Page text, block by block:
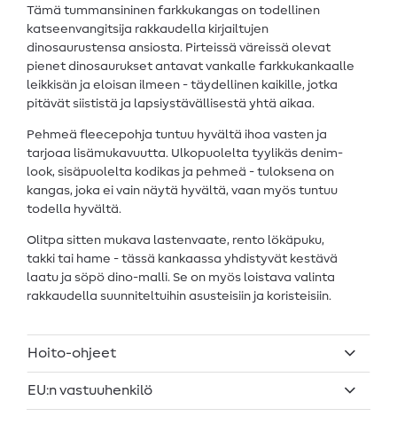
Tämä tummansininen farkkukangas on todellinen
katseenvangitsija rakkaudella kirjailtujen
dinosaurustensa ansiosta. Pirteissä väreissä olevat
pienet dinosaurukset antavat vankalle farkkukankaalle
leikkisän ja eloisan ilmeen - täydellinen kaikille, jotka
pitävät siististä ja lapsiystävällisestä yhtä aikaa.
Pehmeä fleecepohja tuntuu hyvältä ihoa vasten ja
tarjoaa lisämukavuutta. Ulkopuolelta tyylikäs denim-
look, sisäpuolelta kodikas ja pehmeä - tuloksena on
kangas, joka ei vain näytä hyvältä, vaan myös tuntuu
todella hyvältä.
Olitpa sitten mukava lastenvaate, rento lökäpuku,
takki tai hame - tässä kankaassa yhdistyvät kestävä
laatu ja söpö dino-malli. Se on myös loistava valinta
rakkaudella suunniteltuihin asusteisiin ja koristeisiin.
Hoito-ohjeet
EU:n vastuuhenkilö